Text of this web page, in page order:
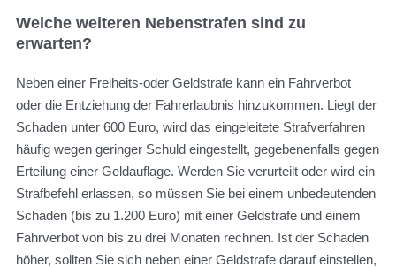
Welche weiteren Nebenstrafen sind zu
erwarten?
Neben einer Freiheits-oder Geldstrafe kann ein Fahrverbot
oder die Entziehung der Fahrerlaubnis hinzukommen. Liegt der
Schaden unter 600 Euro, wird das eingeleitete Strafverfahren
häufig wegen geringer Schuld eingestellt, gegebenenfalls gegen
Erteilung einer Geldauflage. Werden Sie verurteilt oder wird ein
Strafbefehl erlassen, so müssen Sie bei einem unbedeutenden
Schaden (bis zu 1.200 Euro) mit einer Geldstrafe und einem
Fahrverbot von bis zu drei Monaten rechnen. Ist der Schaden
höher, sollten Sie sich neben einer Geldstrafe darauf einstellen,